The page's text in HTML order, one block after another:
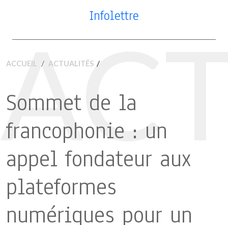
Infolettre
ACCUEIL ACTUALITÉS /
Sommet de la
francophonie : un
appel fondateur aux
plateformes
numériques pour un